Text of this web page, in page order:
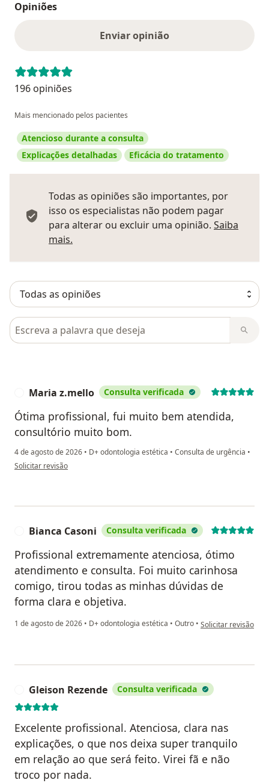
Opiniões
Enviar opinião
196 opiniões
Mais mencionado pelos pacientes
Atencioso durante a consulta
Explicações detalhadas
Eficácia do tratamento
Todas as opiniões são importantes, por
isso os especialistas não podem pagar
para alterar ou excluir uma opinião. Saiba
mais.
Pesquisar em opiniões
Maria z.mello Consulta verificada
Ótima profissional, fui muito bem atendida,
consultório muito bom.
4 de agosto de 2026 • D+ odontologia estética • Consulta de urgência •
na opinião do utilizador Maria z.mello
Solicitar revisão
Bianca Casoni Consulta verificada
Profissional extremamente atenciosa, ótimo
atendimento e consulta. Foi muito carinhosa
comigo, tirou todas as minhas dúvidas de
forma clara e objetiva.
1 de agosto de 2026 • D+ odontologia estética • Outro • na opinião do
Solicitar revisão
Gleison Rezende Consulta verificada
Excelente profissional. Atenciosa, clara nas
explicações, o que nos deixa super tranquilo
em relação ao que será feito. Virei fã e não
troco por nada.